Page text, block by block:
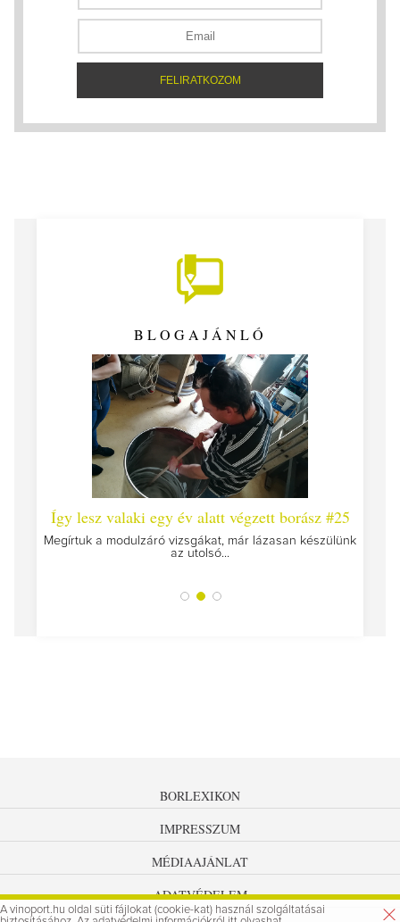
BLOGAJÁNLÓ
Így lesz valaki egy év alatt végzett borász #25
Megírtuk a modulzáró vizsgákat, már lázasan készülünk
az utolsó...
BORLEXIKON
IMPRESSZUM
MÉDIAAJÁNLAT
ADATVÉDELEM
A vinoport.hu oldal süti fájlokat (cookie-kat) használ szolgáltatásai